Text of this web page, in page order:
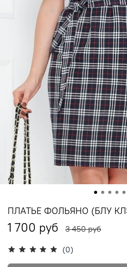
(0)
ПЛАТЬЕ ФОЛЬЯНО (БЛУ
1 700 руб 3 450 руб